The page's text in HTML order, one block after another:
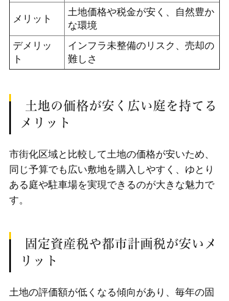
メリット
土地価格や税金が安く、自然豊か
な環境
デメリッ
ト
インフラ未整備のリスク、売却の
難しさ
土地の価格が安く広い庭を持てる
メリット
市街化区域と比較して土地の価格が安いため、
同じ予算でも広い敷地を購入しやすく、ゆとり
ある庭や駐車場を実現できるのが大きな魅力で
す。
固定資産税や都市計画税が安いメ
リット
土地の評価額が低くなる傾向があり、毎年の固